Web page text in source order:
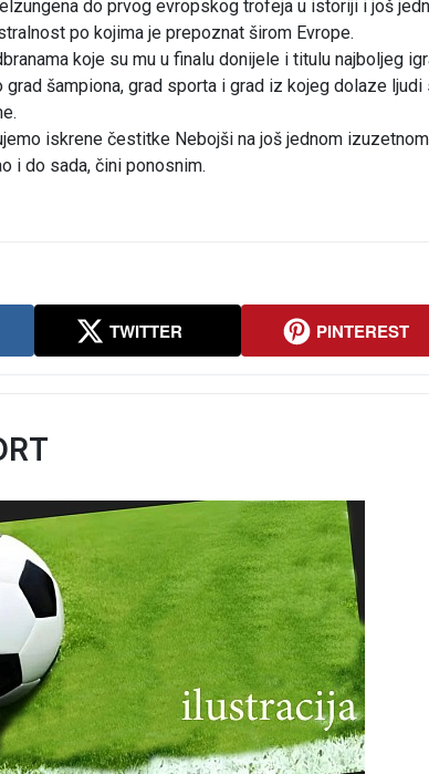
do prvog evropskog trofeja u istoriji i još
po kojima je prepoznat širom Evrope.
koje su mu u finalu donijele i titulu najboljeg
grad šampiona, grad sporta i grad iz kojeg dolaze
iskrene čestitke Nebojši na još jednom
i do sada, čini ponosnim.
TWITTER PINTEREST